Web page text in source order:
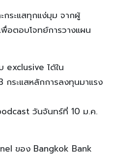
ะกระแสทุกแง่มุม จากผู้
อตอบโจทย์การวางแผน
exclusive ได้ใน
ระแสหลักการลงทุนมาแรง
วันจันทร์ที่ 10 ม.ค.
ของ Bangkok Bank